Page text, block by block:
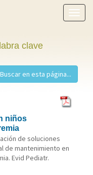
menú
clave
niños
de soluciones
de mantenimiento en
Evid Pediatr.